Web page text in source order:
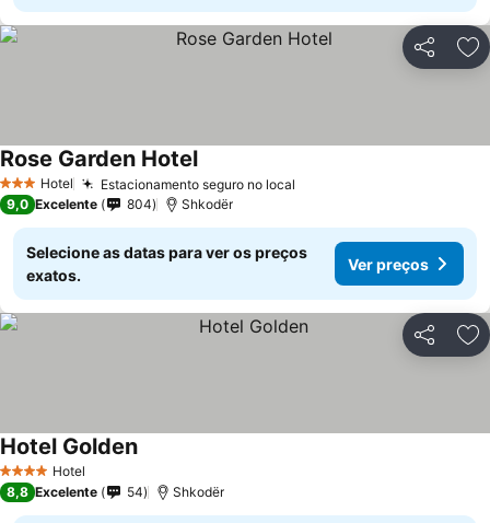
Partilhar
3 EstrelasHotel Estacionamento seguro no local
Rose Garden HotelVer preços
9,0 Excelente 804 Shkodër
Selecione as datas para ver os preços
exatos.
Ver preços
Partilhar
4 EstrelasHotel
Hotel GoldenVer preços
8,8 Excelente 54 Shkodër